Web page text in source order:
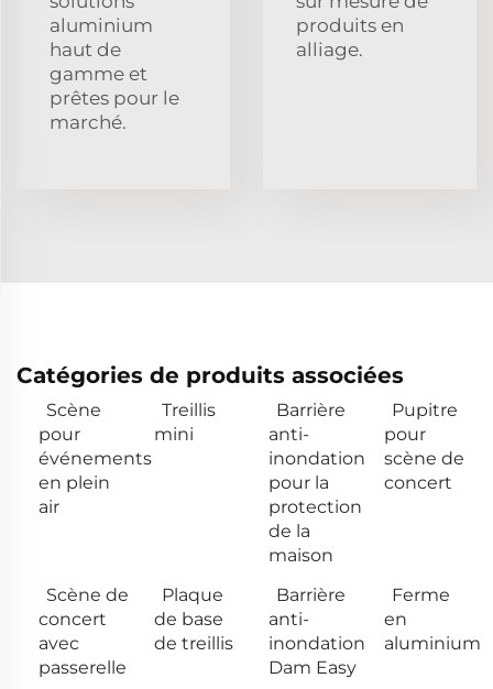
aluminium
haut de
gamme et
prêtes pour le
marché.
produits en
alliage.
Catégories de produits associées
Scène
pour
événements
en plein
air
Treillis
mini
Barrière
anti-
inondation
pour la
protection
de la
maison
Pupitre
pour
scène de
concert
Scène de
concert
avec
passerelle
Plaque
de base
de treillis
Barrière
anti-
inondation
Dam Easy
Ferme
en
aluminium